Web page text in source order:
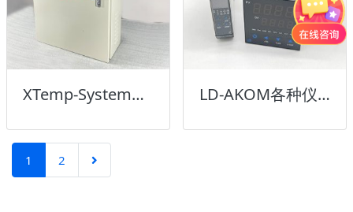
XTemp-System热控系统 LD-AKOM各种仪表
1 2